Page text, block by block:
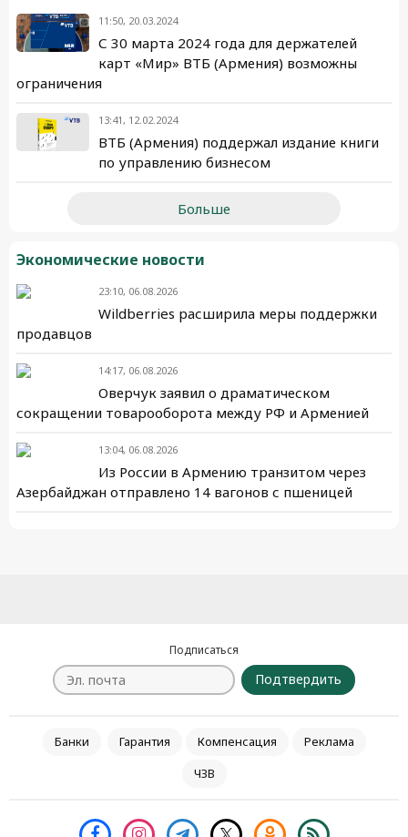
11:50, 20.03.2024
С 30 марта 2024 года для держателей
карт «Мир» ВТБ (Армения) возможны
ограничения
13:41, 12.02.2024
ВТБ (Армения) поддержал издание книги
по управлению бизнесом
Больше
Экономические новости
23:10, 06.08.2026
Wildberries расширила меры поддержки
продавцов
14:17, 06.08.2026
Оверчук заявил о драматическом
сокращении товарооборота между РФ и Арменией
13:04, 06.08.2026
Из России в Армению транзитом через
Азербайджан отправлено 14 вагонов с пшеницей
Подписаться
Подтвердить
Банки Гарантия Компенсация
Реклама
ЧЗВ